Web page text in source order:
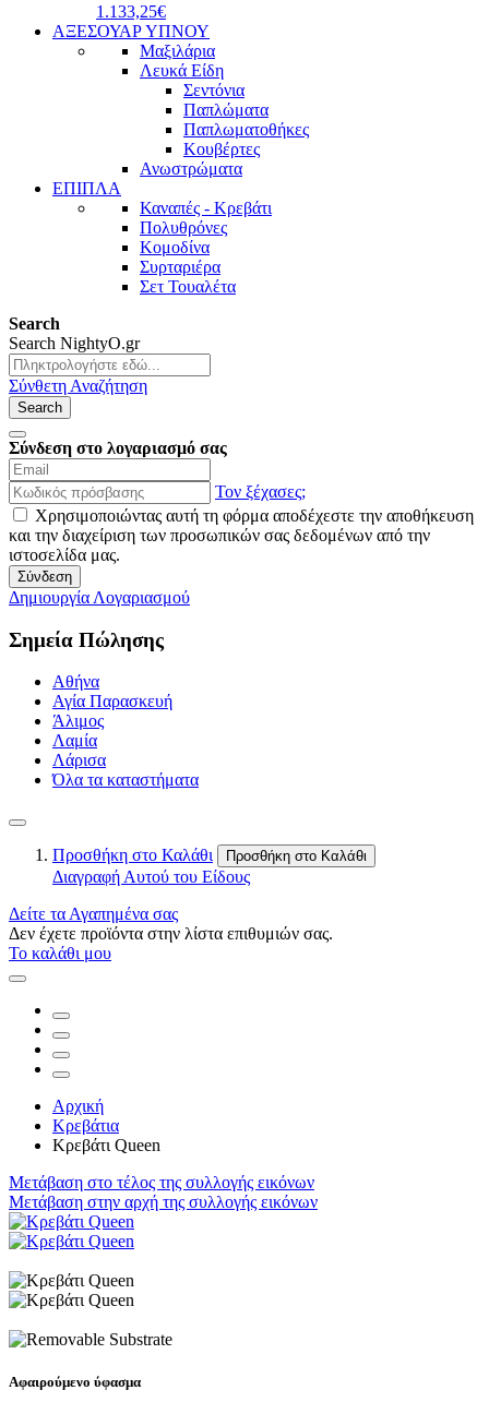
1.133,25€
ΑΞΕΣΟΥΑΡ ΥΠΝΟΥ
Μαξιλάρια
Λευκά Είδη
Σεντόνια
Παπλώματα
Παπλωματοθήκες
Κουβέρτες
Ανωστρώματα
ΕΠΙΠΛΑ
Καναπές - Κρεβάτι
Πολυθρόνες
Κομοδίνα
Συρταριέρα
Σετ Τουαλέτα
Search
Search NightyO.gr
Σύνθετη Αναζήτηση
Search
Σύνδεση στο λογαριασμό σας
Τον ξέχασες;
Χρησιμοποιώντας αυτή τη φόρμα αποδέχεστε την αποθήκευση
και την διαχείριση των προσωπικών σας δεδομένων από την
ιστοσελίδα μας.
Σύνδεση
Δημιουργία Λογαριασμού
Σημεία Πώλησης
Αθήνα
Αγία Παρασκευή
Άλιμος
Λαμία
Λάρισα
Όλα τα καταστήματα
Προσθήκη στο Καλάθι Προσθήκη στο Καλάθι
Διαγραφή Αυτού του Είδους
Δείτε τα Αγαπημένα σας
Δεν έχετε προϊόντα στην λίστα επιθυμιών σας.
Το καλάθι μου
Αρχική
Κρεβάτια
Κρεβάτι Queen
Μετάβαση στο τέλος της συλλογής εικόνων
Μετάβαση στην αρχή της συλλογής εικόνων
Αφαιρούμενο ύφασμα